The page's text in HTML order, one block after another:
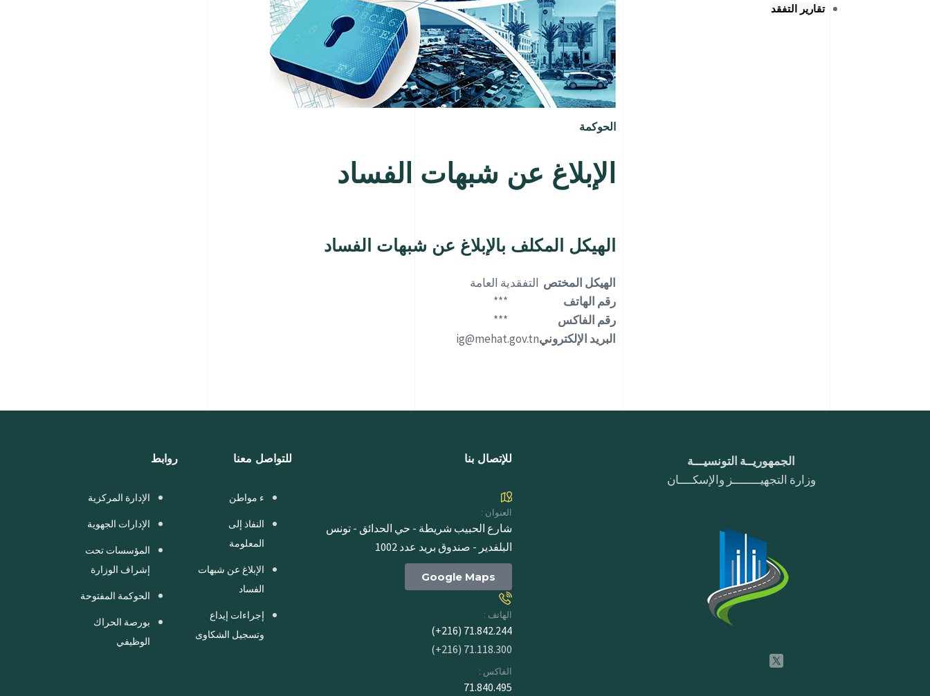
تقارير التفقد
الحوكمة
الإبلاغ عن شبهات الفساد
الهيكل المكلف بالإبلاغ عن شبهات الفساد
الهيكل المختص التفقدية العامة
رقم الهاتف
***
رقم الفاكس
***
البريد الإلكترونيig@mehat.gov.tn
الجمهوريــة التونسيـــة
وزارة التجهيــــــــز والإسكــــان
للإتصال بنا
العنوان :
شارع الحبيب شريطة - حي الحدائق - تونس
البلفدير - صندوق بريد عدد 1002
Google Maps
الهاتف :
71.842.244 (216+)
71.118.300 (216+)
الفاكس :
71.840.495
للتواصل معنا
ء مواطن
النفاذ إلى
المعلومة
الإبلاغ عن شبهات
الفساد
إجراءات إيداع
وتسجيل الشكاوى
روابط
الإدارة المركزية
الإدارات الجهوية
المؤسسات تحت
إشراف الوزارة
الحوكمة المفتوحة
بورصة الحراك
الوظيفي